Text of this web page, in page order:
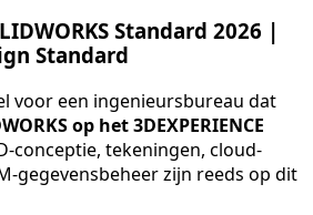
Standard 2026 |
Standard
voor een ingenieursbureau dat
op het 3DEXPERIENCE
conceptie, tekeningen, cloud-
gegevensbeheer zijn reeds op dit